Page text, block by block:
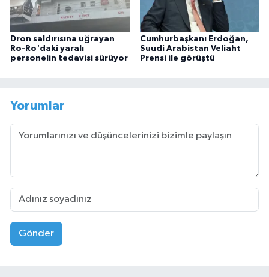
Dron saldırısına uğrayan
Ro-Ro'daki yaralı
personelin tedavisi sürüyor
Cumhurbaşkanı Erdoğan,
Suudi Arabistan Veliaht
Prensi ile görüştü
Yorumlar
Gönder